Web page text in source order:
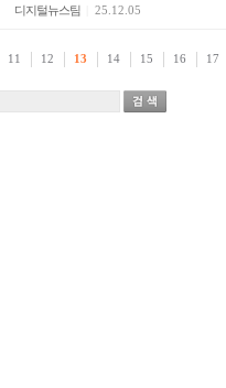
디지털뉴스팀 25.12.05
11 12 13 14 15 16 17